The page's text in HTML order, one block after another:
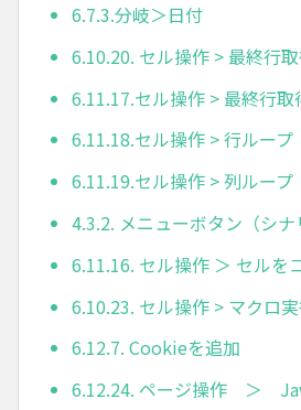
6.7.3.分岐＞日付
6.10.20. セル操作 > 最終行
6.11.17.セル操作 > 最終行取
6.11.18.セル操作 > 行ループ
6.11.19.セル操作 > 列ループ
4.3.2. メニューボタン（シナ
6.11.16. セル操作 ＞ セルを
6.10.23. セル操作 > マクロ
6.12.7. Cookieを追加
6.12.24. ページ操作 ＞